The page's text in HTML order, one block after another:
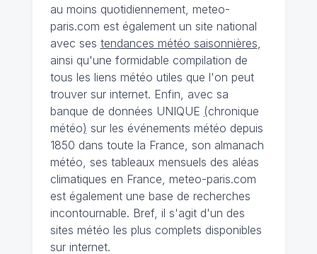
au moins quotidiennement, meteo-
paris.com est également un site national
avec ses tendances météo saisonnières
ainsi qu'une formidable compilation de
tous les liens météo utiles que l'on peut
trouver sur internet. Enfin, avec sa
banque de données UNIQUE (chronique
météo) sur les événements météo depuis
1850 dans toute la France, son almanach
météo, ses tableaux mensuels des aléas
climatiques en France, meteo-paris.com
est également une base de recherches
incontournable. Bref, il s'agit d'un des
sites météo les plus complets disponibles
sur internet.